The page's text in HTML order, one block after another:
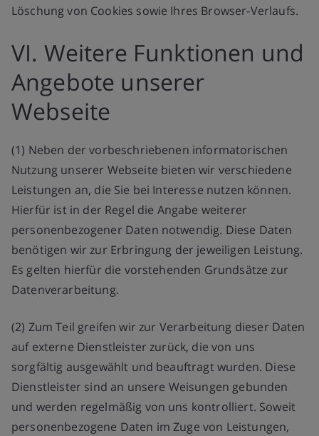
Löschung von Cookies sowie Ihres Browser-Verlaufs.
VI. Weitere Funktionen und
Angebote unserer
Webseite
(1) Neben der vorbeschriebenen informatorischen
Nutzung unserer Webseite bieten wir verschiedene
Leistungen an, die Sie bei Interesse nutzen können.
Hierfür ist in der Regel die Angabe weiterer
personenbezogener Daten notwendig. Diese Daten
benötigen wir zur Erbringung der jeweiligen Leistung.
Es gelten hierfür die vorstehenden Grundsätze zur
Datenverarbeitung.
(2) Zum Teil greifen wir zur Verarbeitung dieser Daten
auf externe Dienstleister zurück, die von uns
sorgfältig ausgewählt und beauftragt wurden. Diese
Dienstleister sind an unsere Weisungen gebunden
und werden regelmäßig von uns kontrolliert. Soweit
personenbezogene Daten im Zuge von Leistungen,